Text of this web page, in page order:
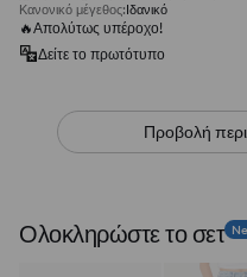
Κανονικό μέγεθος:Ιδανικό
🔥Απολύτως υπέροχο!
Δείτε το πρωτότυπο
Προβολή
Ολοκληρώστε το σετ